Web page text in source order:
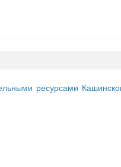
ресурсами